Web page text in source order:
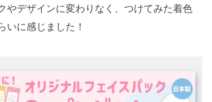
やデザインに変わりなく、つけてみた着色
いに感じました！